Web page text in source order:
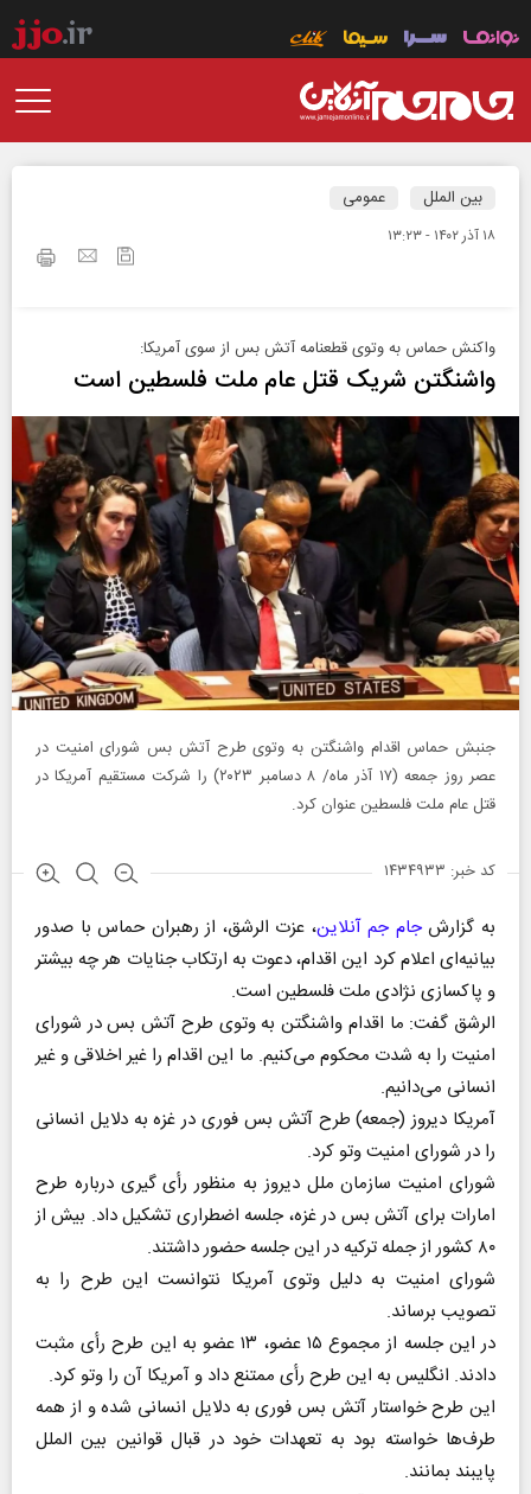
بین الملل عمومی
۱۸ آذر ۱۴۰۲ - ۱۳:۲۳
واکنش حماس به وتوی قطعنامه آتش بس از سوی آمریکا:
واشنگتن شریک قتل عام ملت فلسطین است
جنبش حماس اقدام واشنگتن به وتوی طرح آتش بس شورای امنیت در
عصر روز جمعه (۱۷ آذر ماه/ ۸ دسامبر ۲۰۲۳) را شرکت مستقیم آمریکا در
قتل عام ملت فلسطین عنوان کرد.
کد خبر: ۱۴۳۴۹۳۳
به گزارشجام جم آنلاین، عزت الرشق، از رهبران حماس با صدور
بیانیه‌ای اعلام کرد این اقدام، دعوت به ارتکاب جنایات هر چه بیشتر
و پاکسازی نژادی ملت فلسطین است.
الرشق گفت: ما اقدام واشنگتن به وتوی طرح آتش بس در شورای
امنیت را به شدت محکوم می‌کنیم. ما این اقدام را غیر اخلاقی و غیر
انسانی می‌دانیم.
آمریکا دیروز (جمعه) طرح آتش بس فوری در غزه به دلایل انسانی
را در شورای امنیت وتو کرد.
شورای امنیت سازمان ملل دیروز به منظور رأی گیری درباره طرح
امارات برای آتش بس در غزه، جلسه اضطراری تشکیل داد. بیش از
۸۰ کشور از جمله ترکیه در این جلسه حضور داشتند.
شورای امنیت به دلیل وتوی آمریکا نتوانست این طرح را به
تصویب برساند.
در این جلسه از مجموع ۱۵ عضو، ۱۳ عضو به این طرح رأی مثبت
دادند. انگلیس به این طرح رأی ممتنع داد و آمریکا آن را وتو کرد.
این طرح خواستار آتش بس فوری به دلایل انسانی شده و از همه
طرف‌ها خواسته بود به تعهدات خود در قبال قوانین بین الملل
پایبند بمانند.